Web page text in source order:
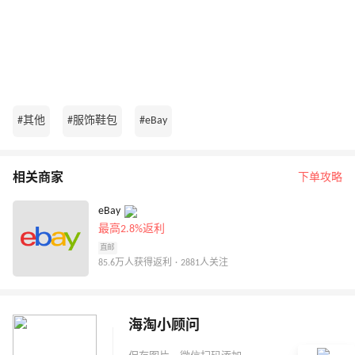
#其他 #服饰鞋包 #eBay
相关商家 下单攻略
eBay
最高2.8%返利
直邮
85.6万人获得返利 · 2881人关注
海淘小顾问